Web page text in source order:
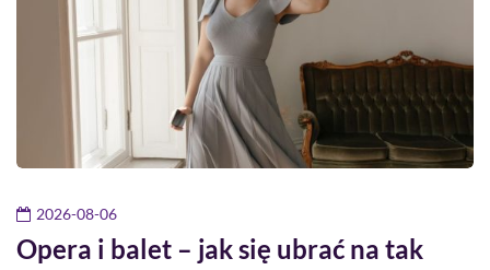
2026-08-06
Opera i balet – jak się ubrać na tak